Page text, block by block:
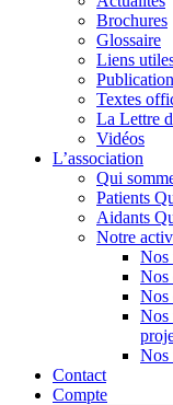
Brochures
Glossaire
Liens
Textes
La Lettre
Vidéos
L’association
Qui
Patients
Aidants
Notre
Nos
Nos
Nos
Nos
Nos
Contact
Compte